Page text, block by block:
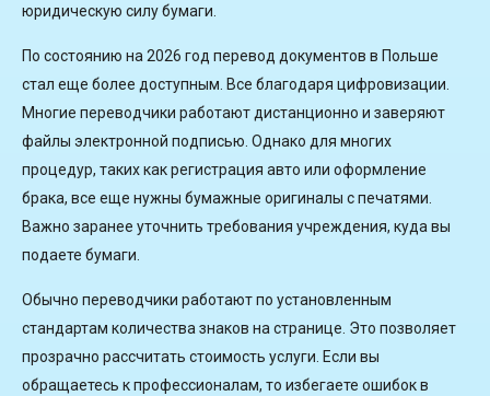
юридическую силу бумаги.
По состоянию на 2026 год перевод документов в Польше
стал еще более доступным. Все благодаря цифровизации.
Многие переводчики работают дистанционно и заверяют
файлы электронной подписью. Однако для многих
процедур, таких как регистрация авто или оформление
брака, все еще нужны бумажные оригиналы с печатями.
Важно заранее уточнить требования учреждения, куда вы
подаете бумаги.
Обычно переводчики работают по установленным
стандартам количества знаков на странице. Это позволяет
прозрачно рассчитать стоимость услуги. Если вы
обращаетесь к профессионалам, то избегаете ошибок в